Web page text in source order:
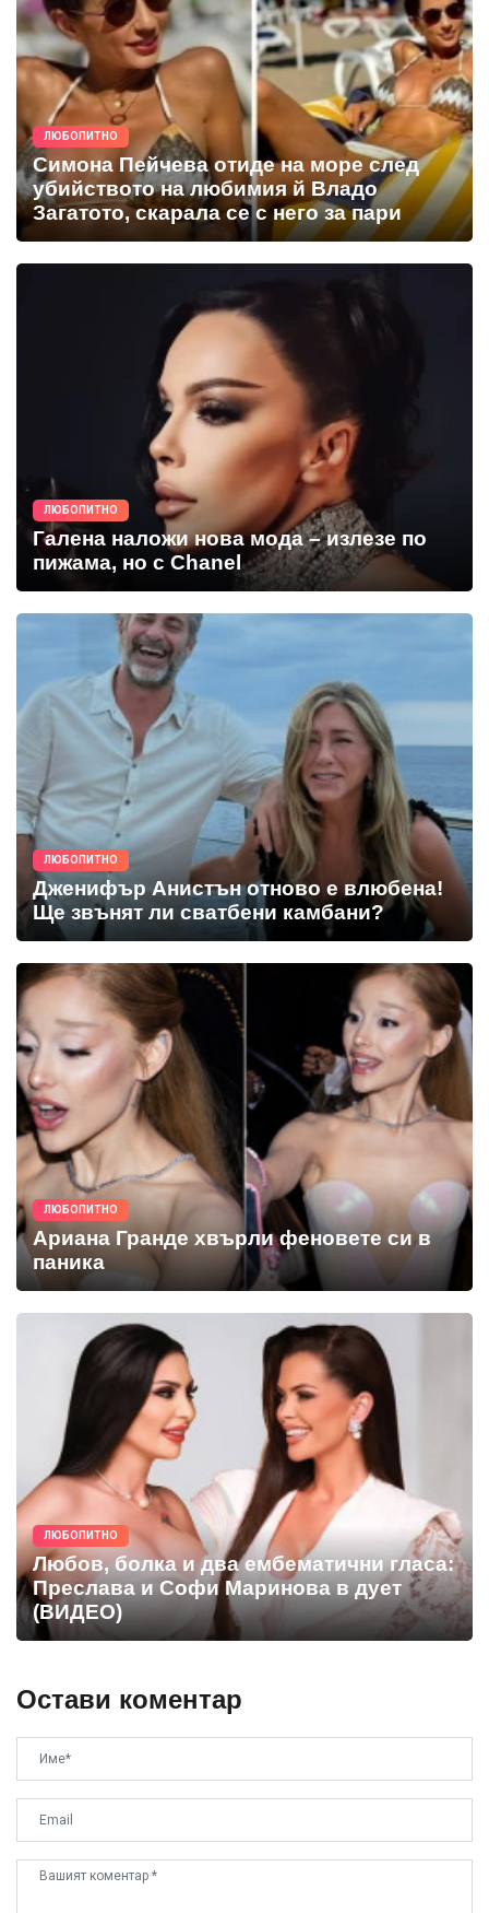
ЛЮБОПИТНО
Симона Пейчева отиде на море след
убийството на любимия й Владо
Загатото, скарала се с него за пари
ЛЮБОПИТНО
Галена наложи нова мода – излезе по
пижама, но с Chanel
ЛЮБОПИТНО
Дженифър Анистън отново е влюбена!
Ще звънят ли сватбени камбани?
ЛЮБОПИТНО
Ариана Гранде хвърли феновете си в
паника
ЛЮБОПИТНО
Любов, болка и два ембематични гласа:
Преслава и Софи Маринова в дует
(ВИДЕО)
Остави коментар